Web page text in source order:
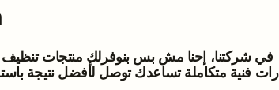
في شركتنا، إحنا مش بس بنوفرلك منتجات تنظيف